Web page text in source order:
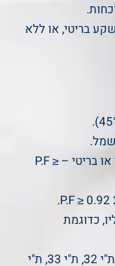
בריטי, או ללא
זרם עבודה ליחידה עם שקע ישראלי או בריטי – P.F ≥
כדוגמת
היחידה מתאימה לדרישות התקנים: ת"י 32, ת"י 33, ת"י